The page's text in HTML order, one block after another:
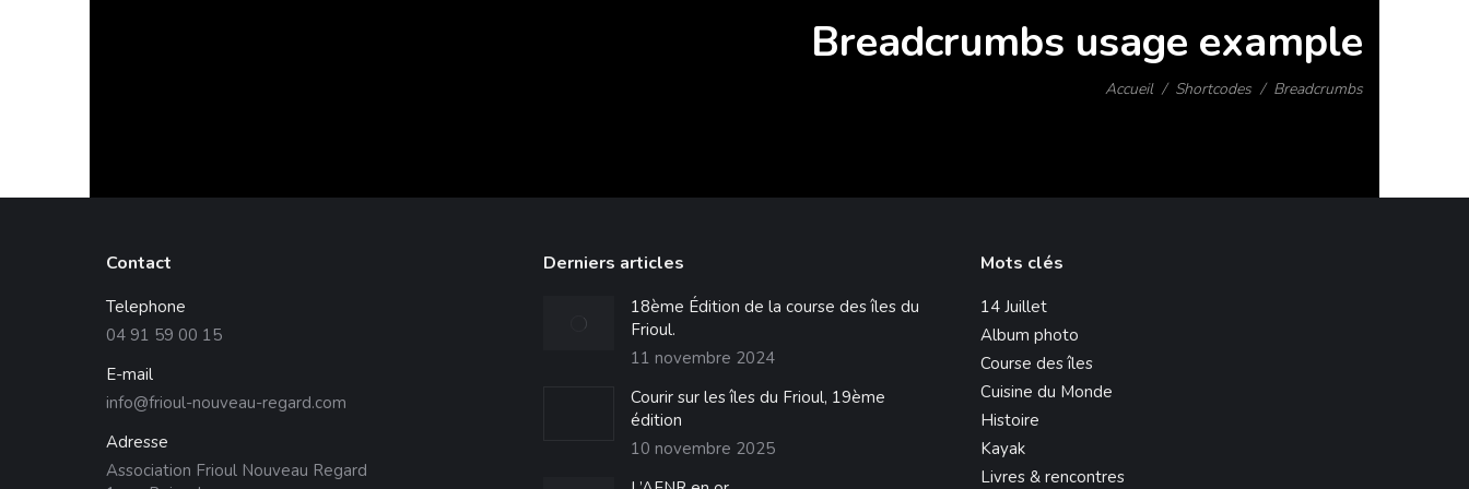
Breadcrumbs usage example
Vous êtes ici :
Accueil Shortcodes Breadcrumbs
Contact
Telephone
04 91 59 00 15
E-mail
info@frioul-nouveau-regard.com
Adresse
Association Frioul Nouveau Regard
Derniers articles
18ème Édition de la course des îles du
Frioul.
11 novembre 2024
Courir sur les îles du Frioul, 19ème
édition
10 novembre 2025
Mots clés
14 Juillet
Album photo
Course des îles
Cuisine du Monde
Histoire
Kayak
Livres & rencontres